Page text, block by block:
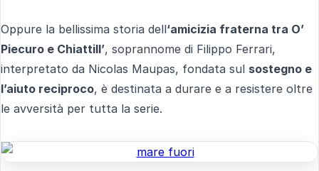
Oppure la bellissima storia dell‘amicizia fraterna tra O’
Piecuro e Chiattill’, soprannome di Filippo Ferrari,
interpretato da Nicolas Maupas, fondata sul sostegno e
l’aiuto reciproco, è destinata a durare e a resistere oltre
le avversità per tutta la serie.